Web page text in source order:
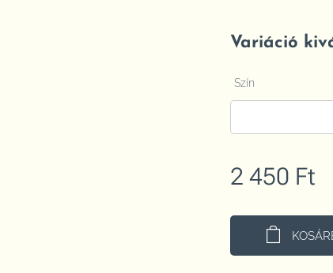
Variáció
Szín
2 450 Ft